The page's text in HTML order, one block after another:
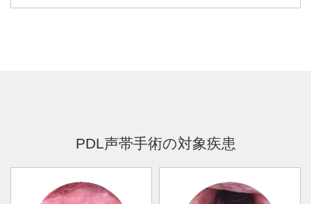
PDL声帯手術の対象疾患